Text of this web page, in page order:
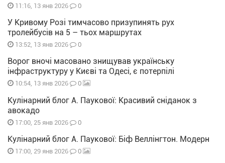
11:16, 13 янв 2026 0
У Кривому Розі тимчасово призупинять рух
тролейбусів на 5 – тьох маршрутах
13:52, 13 янв 2026 0
Ворог вночі масовано знищував українську
інфраструктуру у Києві та Одесі, є потерпілі
10:54, 13 янв 2026 0
Кулінарний блог А. Паукової: Красивий сніданок з
авокадо
17:00, 25 янв 2026 0
Кулінарний блог А. Паукової: Біф Веллінгтон. Модерн
17:00, 29 янв 2026 0